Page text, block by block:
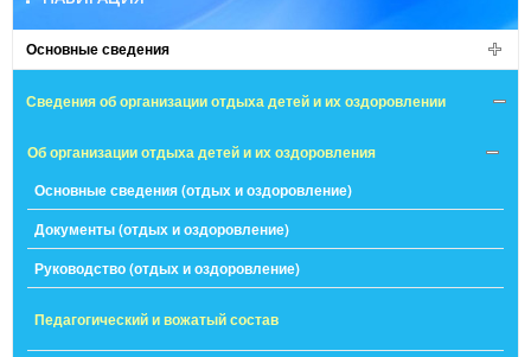
Основные сведения
Сведения об организации отдыха детей и их оздоровлении
Об организации отдыха детей и их оздоровления
Основные сведения (отдых и оздоровление)
Документы (отдых и оздоровление)
Руководство (отдых и оздоровление)
Педагогический и вожатый состав